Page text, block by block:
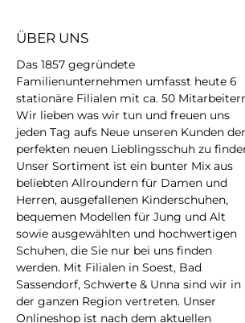
ÜBER UNS
Das 1857 gegründete
Familienunternehmen umfasst heute 6
stationäre Filialen mit ca. 50
Wir lieben was wir tun und freuen uns
jeden Tag aufs Neue unseren Kunden
perfekten neuen Lieblingsschuh zu
Unser Sortiment ist ein bunter Mix aus
beliebten Allroundern für Damen und
Herren, ausgefallenen Kinderschuhen,
bequemen Modellen für Jung und Alt
sowie ausgewählten und hochwertigen
Schuhen, die Sie nur bei uns finden
werden. Mit Filialen in Soest, Bad
Sassendorf, Schwerte & Unna sind wir in
der ganzen Region vertreten. Unser
Onlineshop ist nach dem aktuellen